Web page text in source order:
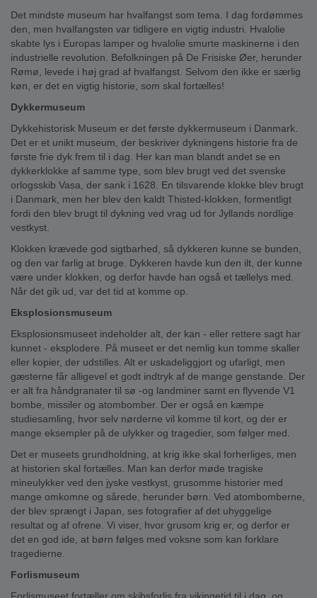
Det mindste museum har hvalfangst som tema. I dag fordømmes
den, men hvalfangsten var tidligere en vigtig industri. Hvalolie
skabte lys i Europas lamper og hvalolie smurte maskinerne i den
industrielle revolution. Befolkningen på De Frisiske Øer, herunder
Rømø, levede i høj grad af hvalfangst. Selvom den ikke er særlig
køn, er det en vigtig historie, som skal fortælles!
Dykkermuseum
Dykkehistorisk Museum er det første dykkermuseum i Danmark.
Det er et unikt museum, der beskriver dykningens historie fra de
første frie dyk frem til i dag. Her kan man blandt andet se en
dykkerklokke af samme type, som blev brugt ved det svenske
orlogsskib Vasa, der sank i 1628. En tilsvarende klokke blev brugt
i Danmark, men her blev den kaldt Thisted-klokken, formentligt
fordi den blev brugt til dykning ved vrag ud for Jyllands nordlige
vestkyst.
Klokken krævede god sigtbarhed, så dykkeren kunne se bunden,
og den var farlig at bruge. Dykkeren havde kun den ilt, der kunne
være under klokken, og derfor havde han også et tællelys med.
Når det gik ud, var det tid at komme op.
Eksplosionsmuseum
Eksplosionsmuseet indeholder alt, der kan - eller rettere sagt har
kunnet - eksplodere. På museet er det nemlig kun tomme skaller
eller kopier, der udstilles. Alt er uskadeliggjort og ufarligt, men
gæsterne får alligevel et godt indtryk af de mange genstande. Der
er alt fra håndgranater til sø -og landminer samt en flyvende V1
bombe, missiler og atombomber. Der er også en kæmpe
studiesamling, hvor selv nørderne vil komme til kort, og der er
mange eksempler på de ulykker og tragedier, som følger med.
Det er museets grundholdning, at krig ikke skal forherliges, men
at historien skal fortælles. Man kan derfor møde tragiske
mineulykker ved den jyske vestkyst, grusomme historier med
mange omkomne og sårede, herunder børn. Ved atombomberne,
der blev sprængt i Japan, ses fotografier af det uhyggelige
resultat og af ofrene. Vi viser, hvor grusom krig er, og derfor er
det en god ide, at børn følges med voksne som kan forklare
tragedierne.
Forlismuseum